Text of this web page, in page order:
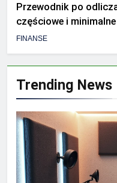
Przewodnik po
częściowe i
FINANSE
Trending News